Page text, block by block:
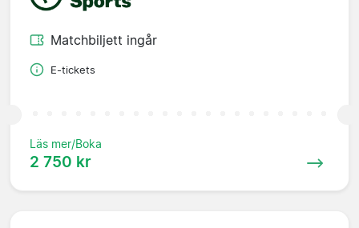
Matchbiljett ingår
E-tickets
Läs mer/Boka
2 750 kr